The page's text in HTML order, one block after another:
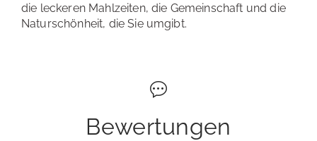
die leckeren Mahlzeiten, die Gemeinschaft und die
Naturschönheit, die Sie umgibt.
Bewertungen